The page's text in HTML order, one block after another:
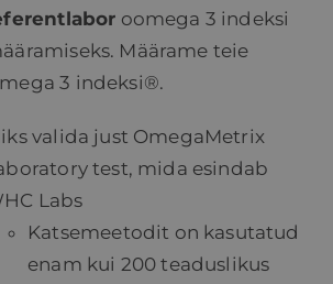
oomega 3 indeksi
Määrame teie
3 indeksi®.
valida just OmegaMetrix
test, mida esindab
Labs
Katsemeetodit on kasutatud
enam kui 200 teaduslikus